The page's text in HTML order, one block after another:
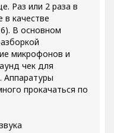
Раз или 2 раза в
качестве
В основном
микрофонов и
чек для
Аппаратуры
прокачаться по